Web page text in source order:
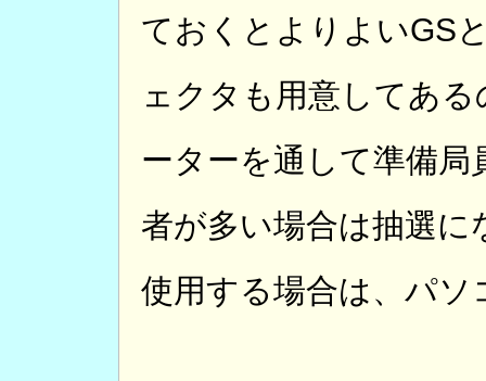
ておくとよりよいGS
ェクタも用意してあ
ーターを通して準備
者が多い場合は抽選
使用する場合は、パ